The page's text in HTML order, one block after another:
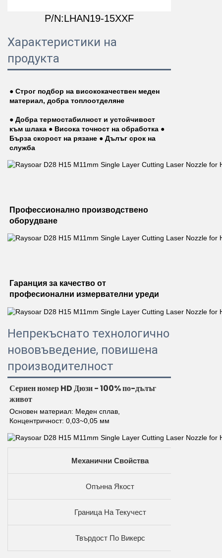
P/N:LHAN19-15XXF
Характеристики на
продукта
● Строг подбор на висококачествен меден
материал, добра топлоотделяне
● Добра термостабилност и устойчивост
към шлака ● Висока точност на обработка ●
Бърза скорост на рязане ● Дълъг срок на
служба
Профессионално производствено
оборудване
Гаранция за качество от
професионални измервателни уреди
Непрекъснато технологично
нововъведение, повишена
производителност
Сериен номер HD Дюзи - 100% по-дълъг
живот
Основен материал: Меден сплав,
Концентричност: 0,03~0,05 мм
Механични Свойства
Опънна Якост
Граница На Текучест
Твърдост По Викерс